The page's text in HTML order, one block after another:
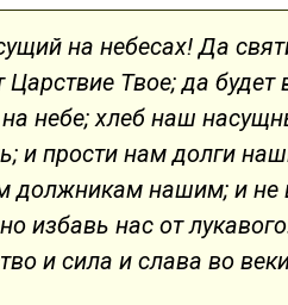
на небесах! Да
Царствие Твое; да будет
на небе; хлеб наш
и прости нам долги
должникам нашим; и не
избавь нас от
и сила и слава во